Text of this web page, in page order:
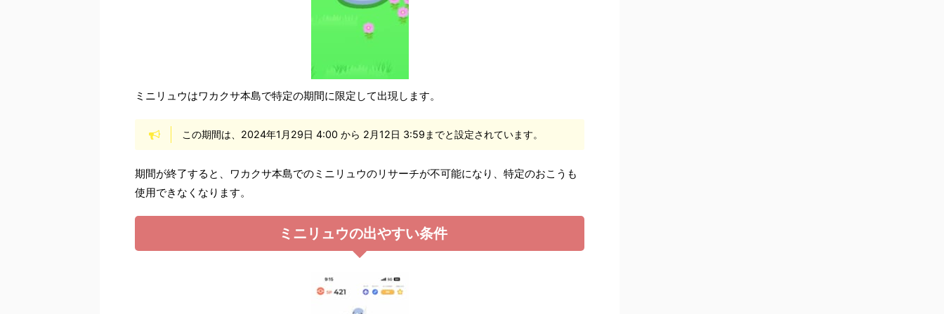
ミニリュウはワカクサ本島で特定の期間に限定して出現します。
この期間は、2024年1月29日 4:00 から 2月12日 3:59までと設定されています。
期間が終了すると、ワカクサ本島でのミニリュウのリサーチが不可能になり、特定のおこうも
使用できなくなります。
ミニリュウの出やすい条件